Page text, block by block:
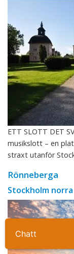
Ta kontakt
ETT SLOTT DET
musikslott – en
straxt utanför
Rönneberga
Stockholm norra